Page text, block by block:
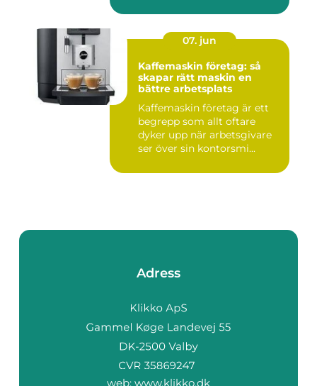
07. jun
Kaffemaskin företag: så
skapar rätt maskin en
bättre arbetsplats
Kaffemaskin företag är ett
begrepp som allt oftare
dyker upp när arbetsgivare
ser över sin kontorsmi...
Adress
web: www.klikko.dk